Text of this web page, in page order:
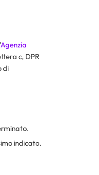
Agenzia
c, DPR
di
indicato.